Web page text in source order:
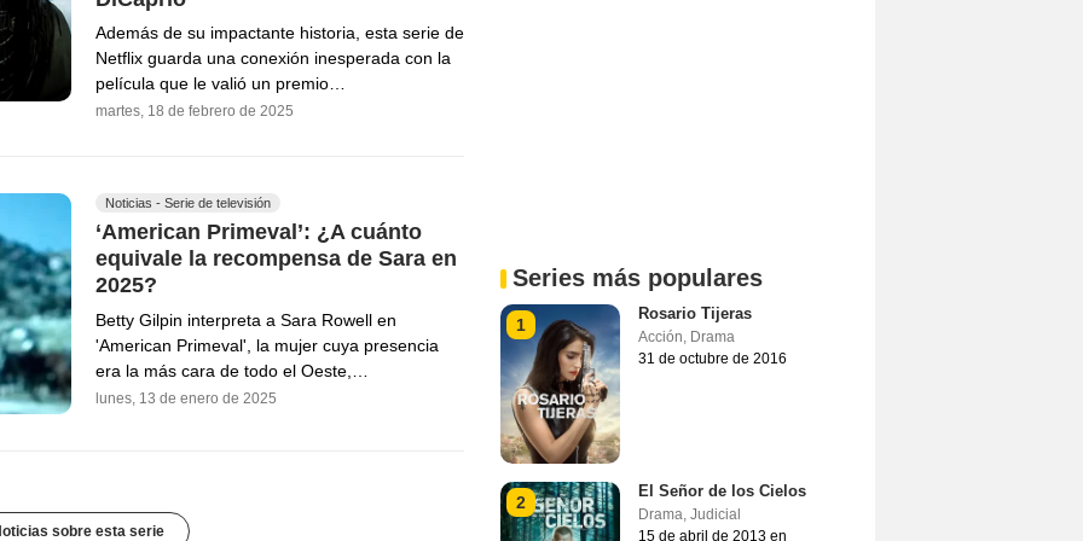
Además de su impactante historia, esta serie de
Netflix guarda una conexión inesperada con la
película que le valió un premio…
martes, 18 de febrero de 2025
Noticias - Serie de televisión
‘American Primeval’: ¿A cuánto
equivale la recompensa de Sara en
2025?
Betty Gilpin interpreta a Sara Rowell en
'American Primeval', la mujer cuya presencia
era la más cara de todo el Oeste,…
lunes, 13 de enero de 2025
sobre esta serie
Series más populares
1
Rosario Tijeras
Acción, Drama
31 de octubre de 2016
2
El Señor de los Cielos
Drama, Judicial
15 de abril de 2013 en